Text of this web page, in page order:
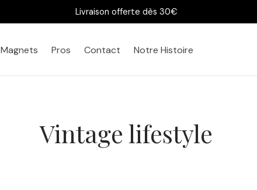
Livraison offerte dès 30€
Magnets Pros Contact Notre Histoire
Vintage lifestyle